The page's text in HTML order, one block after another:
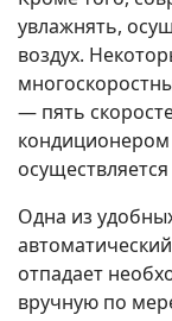
увлажнять,
воздух.
— пять
кондиционером
Одна из
отпадает
вручную по